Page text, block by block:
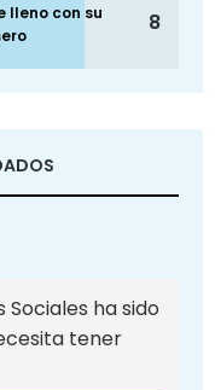
lleno con su
8
ha sido
tener